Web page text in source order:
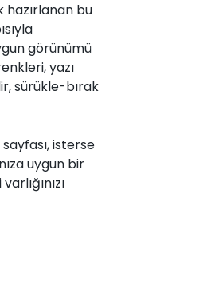
hazırlanan bu
görünümü
yazı
sürükle-bırak
isterse
uygun bir